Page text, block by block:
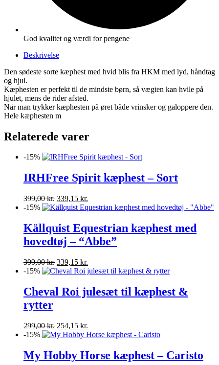
God kvalitet og værdi for pengene
Beskrivelse
Den sødeste sorte kæphest med hvid blis fra HKM med lyd, håndtag
og hjul.
Kæphesten er perfekt til de mindste børn, så vægten kan hvile på
hjulet, mens de rider afsted.
Når man trykker kæphesten på øret både vrinsker og galoppere den.
Hele kæphesten m
Relaterede varer
-15%
IRHFree Spirit kæphest – Sort
399,00kr. Den
oprindelige
var:
399,00 kr..
339,15 kr.
aktuelle
339,15 kr..
-15%
Källquist Equestrian kæphest med
hovedtøj – “Abbe”
399,00kr. Den
oprindelige
var:
399,00 kr..
339,15 kr.
aktuelle
er:
339,15 kr..
-15%
Cheval Roi julesæt til kæphest &
rytter
299,00kr. Den
oprindelige
var:
299,00 kr..
254,15 kr.
aktuelle
er:
254,15 kr..
-15%
My Hobby Horse kæphest – Caristo